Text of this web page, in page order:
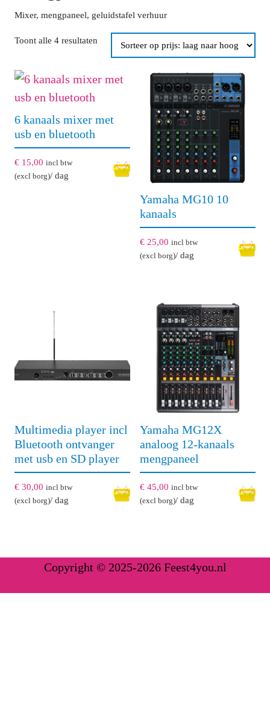
Mixer, mengpaneel, geluidstafel verhuur
Toont alle 4 resultaten Gesorteerd
hoog
6 kanaals mixer met
usb en bluetooth
€ 15,00 incl btw
(excl borg)/ dag
Yamaha MG10 10
kanaals
€ 25,00 incl btw
(excl borg)/ dag
Multimedia player incl
Bluetooth ontvanger
met usb en SD player
€ 30,00 incl btw
(excl borg)/ dag
Yamaha MG12X
analoog 12-kanaals
mengpaneel
€ 45,00 incl btw
(excl borg)/ dag